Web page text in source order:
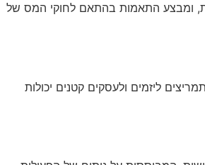
ומבצע התאמות בהתאם לחוקי המס של
ליזמים ולעסקים קטנים יכולות